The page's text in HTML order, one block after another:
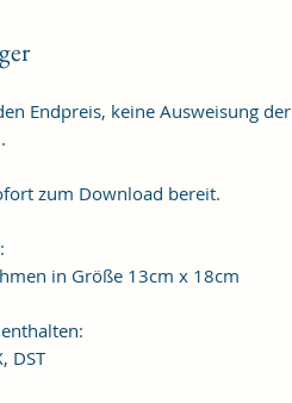
Endpreis, keine Ausweisung der
zum Download bereit.
in Größe 13cm x 18cm
DST